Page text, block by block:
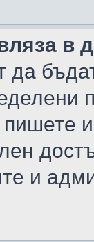
в
пишете
и